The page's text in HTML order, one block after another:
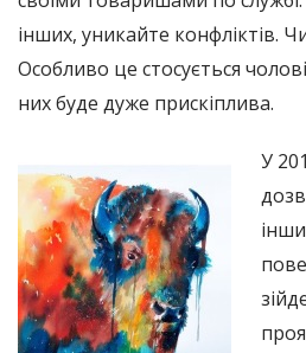
інших, уникайте конфліктів.
Особливо це стосується
них буде дуже прискіплива.
У